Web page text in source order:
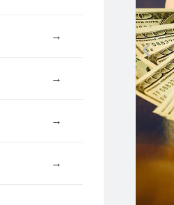
→
→
→
→